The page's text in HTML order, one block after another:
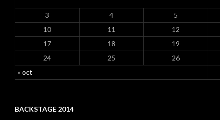
« oct
3 4
5
10
11
12
17
18
19
24
25 26
BACKSTAGE 2014